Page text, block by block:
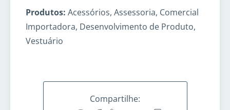
Produtos: Acessórios, Assessoria, Comercial
Importadora, Desenvolvimento de Produto,
Vestuário
Compartilhe: